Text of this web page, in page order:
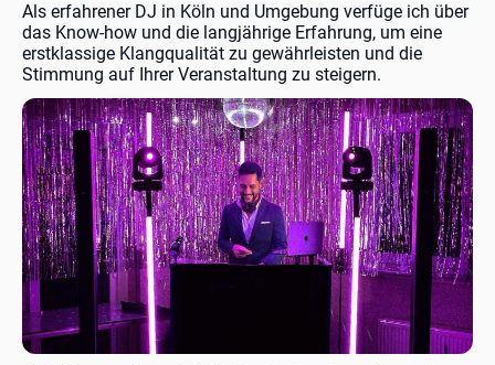
Als erfahrener DJ in Köln und Umgebung verfüge ich über
das Know-how und die langjährige Erfahrung, um eine
erstklassige Klangqualität zu gewährleisten und die
Stimmung auf Ihrer Veranstaltung zu steigern.